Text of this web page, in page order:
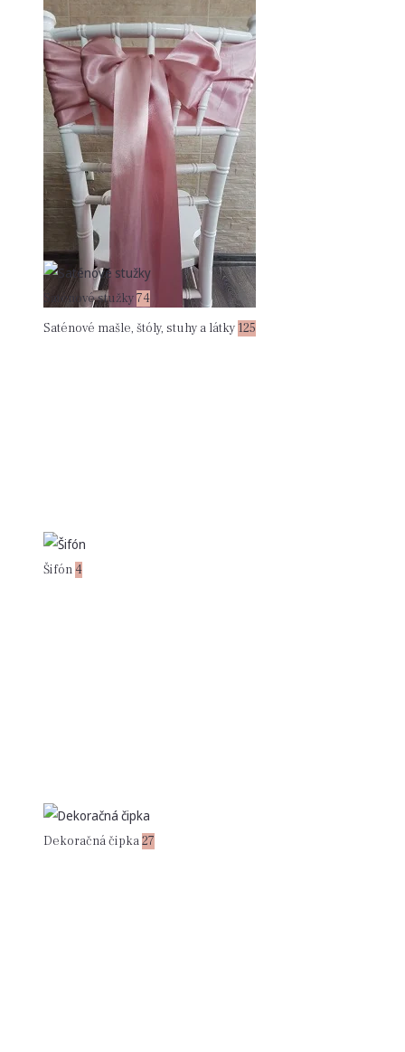
Saténové mašle, štóly, stuhy a látky 125
Saténové stužky74
Šifón 4
Dekoračná čipka27